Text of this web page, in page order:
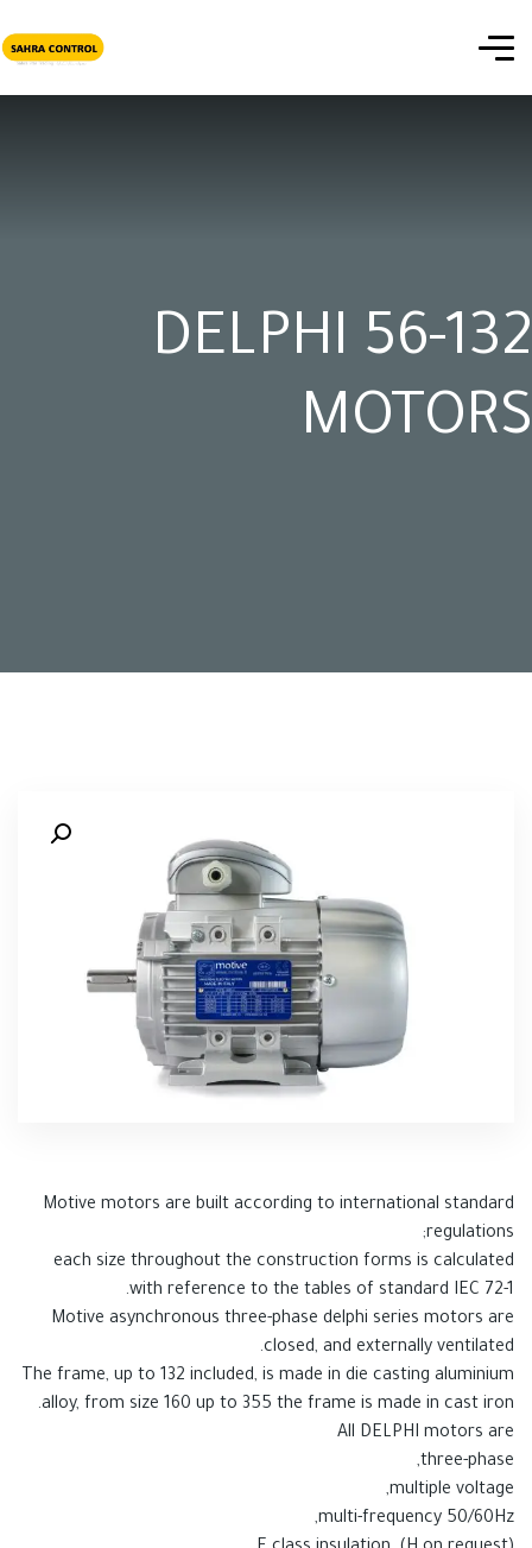
DELPHI 56-132
MOTORS
Motive motors are built according to international standard
regulations;
each size throughout the construction forms is calculated
with reference to the tables of standard IEC 72-1.
Motive asynchronous three-phase delphi series motors are
closed, and externally ventilated.
The frame, up to 132 included, is made in die casting aluminium
alloy, from size 160 up to 355 the frame is made in cast iron.
All DELPHI motors are
three-phase,
multiple voltage,
multi-frequency 50/60Hz,